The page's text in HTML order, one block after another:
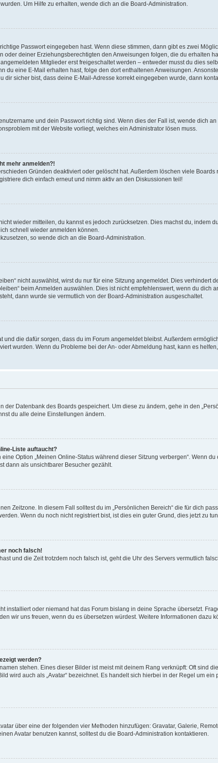
Um Hilfe zu erhalten, wende dich an die Board-Administration.
Passwort eingegeben hast. Wenn diese stimmen, dann gibt es zwei
oder deiner Erziehungsberechtigten den Anweisungen folgen, die du erhalten
Mitglieder erst freigeschaltet werden – entweder musst du dies
du eine E-Mail erhalten hast, folge den dort enthaltenen Anweisungen.
dir sicher bist, dass deine E-Mail-Adresse korrekt eingegeben wurde, dann
und dein Passwort richtig sind. Wenn dies der Fall ist, wende dich
mit der Website vorliegt, welches ein Administrator lösen muss.
mehr anmelden?!
Gründen deaktiviert oder gelöscht hat. Außerdem löschen viele
dich einfach erneut und nimm aktiv an den Diskussionen teil!
wieder mitteilen, du kannst es jedoch zurücksetzen. Dies machst du, indem
schnell wieder anmelden können.
so wende dich an die Board-Administration.
nicht auswählst, wirst du nur für eine Sitzung angemeldet. Dies verhindert
beim Anmelden auswählen. Dies ist nicht empfehlenswert, wenn du dich
dann wurde sie vermutlich von der Board-Administration ausgeschaltet.
und die dafür sorgen, dass du im Forum angemeldet bleibst. Außerdem
wurden. Wenn du Probleme bei der An- oder Abmeldung hast, kann es
Datenbank des Boards gespeichert. Um diese zu ändern, gehe in den
du alle deine Einstellungen ändern.
Liste auftaucht?
Option „Meinen Online-Status während dieser Sitzung verbergen“. Wenn
dann als unsichtbarer Besucher gezählt.
Zeitzone. In diesem Fall solltest du im „Persönlichen Bereich“ die für dich
Wenn du noch nicht registriert bist, ist dies ein guter Grund, dies jetzt zu
noch falsch!
und die Zeit trotzdem noch falsch ist, geht die Uhr des Servers vermutlich
installiert oder niemand hat das Forum bislang in deine Sprache übersetzt.
wir uns freuen, wenn du es übersetzen würdest. Weitere Informationen dazu
werden?
stehen. Eines dieser Bilder ist meist mit deinem Rang verknüpft: Oft sind
wird auch als „Avatar“ bezeichnet. Es handelt sich hierbei in der Regel um
über eine der folgenden vier Methoden hinzufügen: Gravatar, Galerie,
Avatar benutzen kannst, solltest du die Board-Administration kontaktieren.